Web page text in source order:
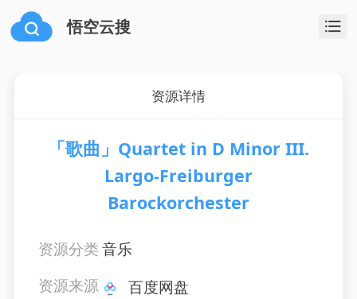
悟空云搜
资源详情
「歌曲」Quartet in D Minor III.
Largo-Freiburger
Barockorchester
资源分类音乐
资源来源
百度网盘